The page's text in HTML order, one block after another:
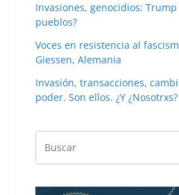
Invasiones, genocidios: Trump
pueblos?
Voces en resistencia al
Giessen, Alemania
Invasión, transacciones,
poder. Son ellos. ¿Y ¿Nosotrxs?